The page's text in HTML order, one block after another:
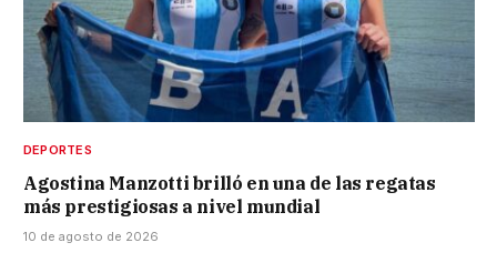
DEPORTES
Agostina Manzotti brilló en una de las regatas
más prestigiosas a nivel mundial
10 de agosto de 2026